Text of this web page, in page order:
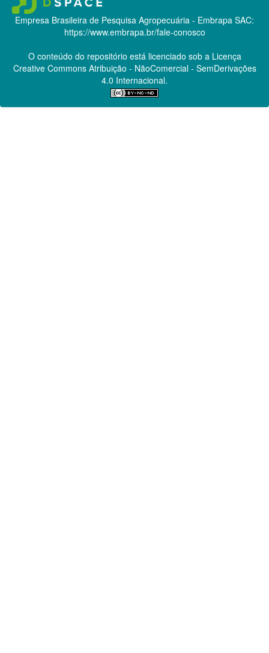
Empresa Brasileira de Pesquisa Agropecuária - Embrapa SAC:
https://www.embrapa.br/fale-conosco
O conteúdo do repositório está licenciado sob a Licença
Creative CommonsAtribuição - NãoComercial - SemDerivações
4.0 Internacional.